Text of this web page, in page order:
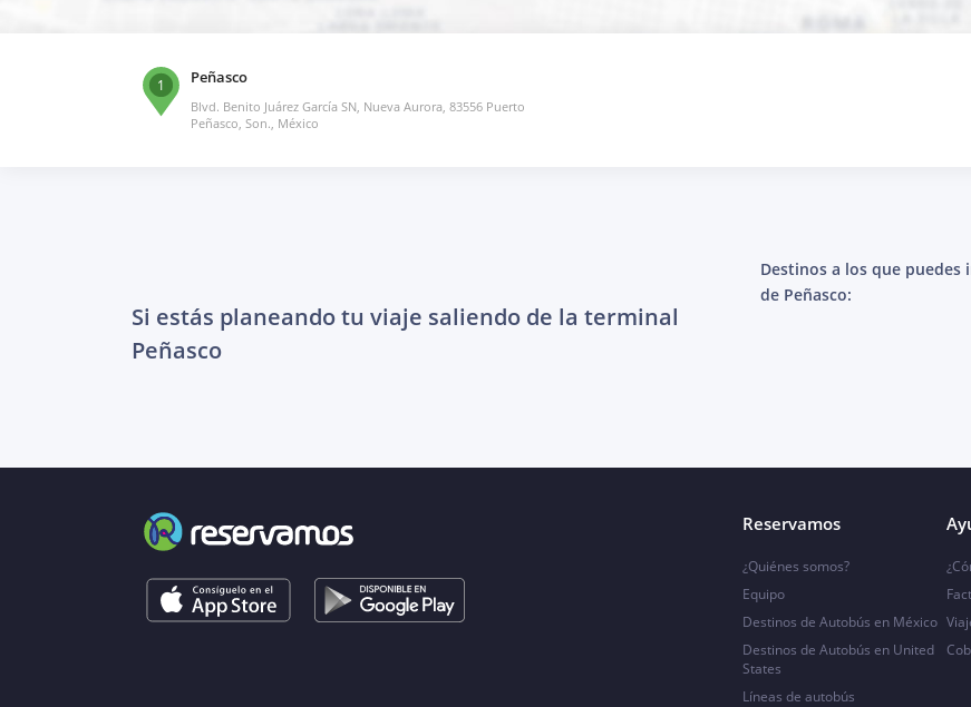
1 Peñasco
Blvd. Benito Juárez García SN, Nueva Aurora, 83556 Puerto
Peñasco, Son., México
Si estás planeando tu viaje saliendo de la terminal
Peñasco
Destinos a los que puedes
de Peñasco:
Reservamos
¿Quiénes somos?
Equipo
Destinos de Autobús en México
Destinos de Autobús en United
States
Líneas de autobús